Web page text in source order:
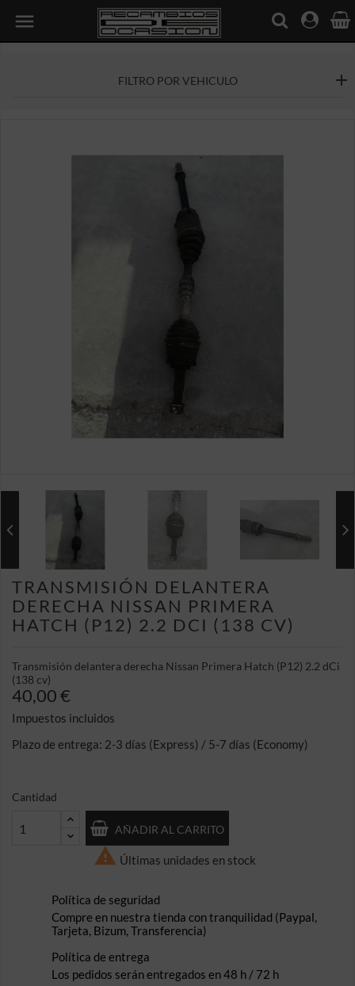

FILTRO POR VEHICULO
TRANSMISIÓN DELANTERA
DERECHA NISSAN PRIMERA
HATCH (P12) 2.2 DCI (138 CV)
Transmisión delantera derecha Nissan Primera Hatch (P12) 2.2 dCi
(138 cv)
40,00 €
Impuestos incluidos
Plazo de entrega: 2-3 días (Express) / 5-7 días (Economy)
Cantidad
AÑADIR AL CARRITO
 Últimas unidades en stock
Política de seguridad
Compre en nuestra tienda con tranquilidad (Paypal,
Tarjeta, Bizum, Transferencia)
Política de entrega
Los pedidos serán entregados en 48 h / 72 h